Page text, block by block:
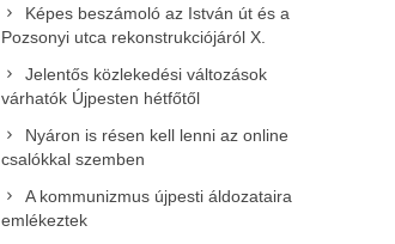
Képes beszámoló az István út és a
Pozsonyi utca rekonstrukciójáról X.
Jelentős közlekedési változások
várhatók Újpesten hétfőtől
Nyáron is résen kell lenni az online
csalókkal szemben
A kommunizmus újpesti áldozataira
emlékeztek